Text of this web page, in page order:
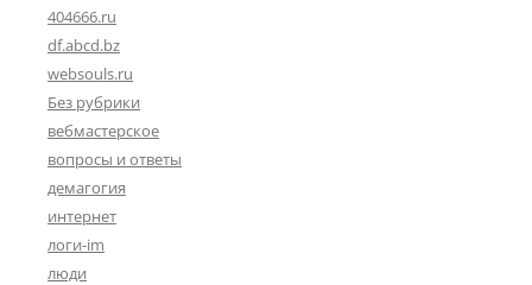
404666.ru
df.abcd.bz
websouls.ru
Без рубрики
вебмастерское
вопросы и ответы
демагогия
интернет
логи-im
люди